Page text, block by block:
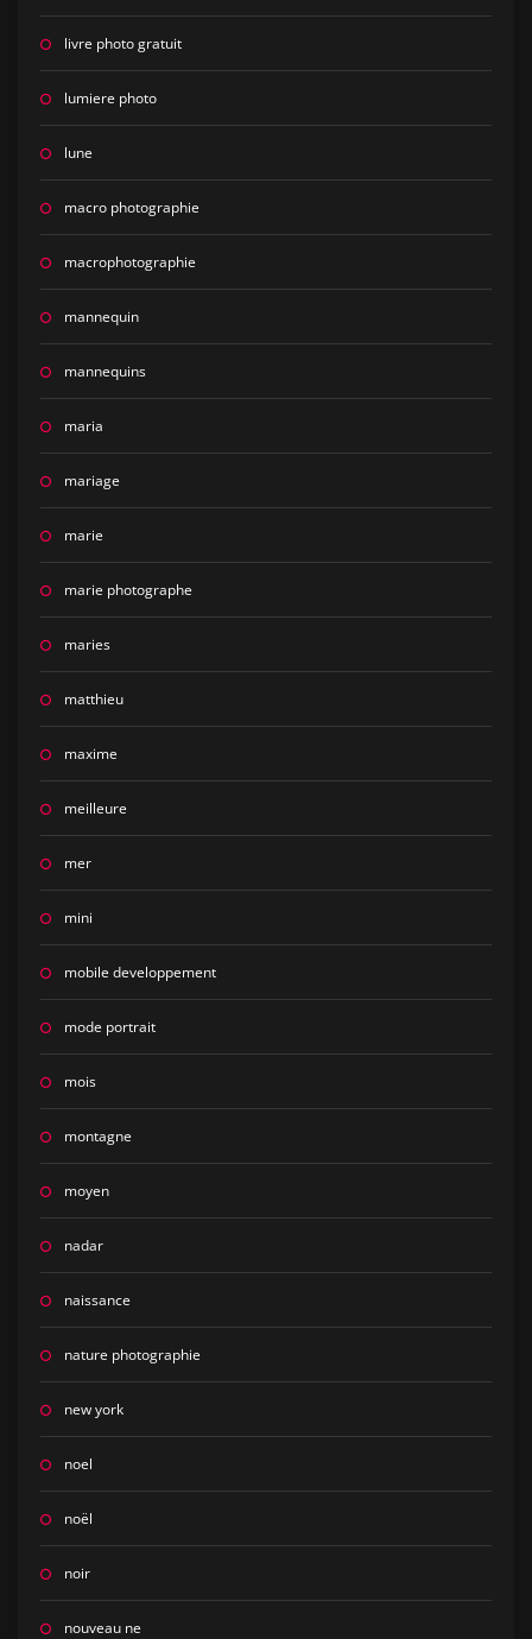
livre photo gratuit
lumiere photo
lune
macro photographie
macrophotographie
mannequin
mannequins
maria
mariage
marie
marie photographe
maries
matthieu
maxime
meilleure
mer
mini
mobile developpement
mode portrait
mois
montagne
moyen
nadar
naissance
nature photographie
new york
noel
noël
noir
nouveau ne